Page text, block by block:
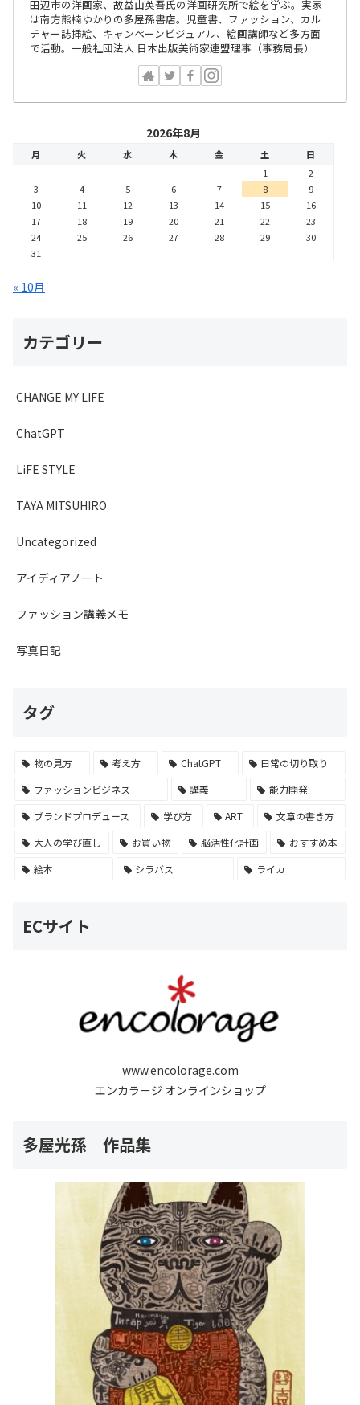
田辺市の洋画家、故益山英吾氏の洋画研究所で絵を学ぶ。実家
は南方熊楠ゆかりの多屋孫書店。児童書、ファッション、カル
チャー誌挿絵、キャンペーンビジュアル、絵画講師など多方面
で活動。一般社団法人 日本出版美術家連盟理事（事務局長）
2026年8月
月 火 水 木 金 土
日
1
2
3
4 5 6 7 8
9
10
11 12 13 14 15
16
17
18 19 20 21 22
23
24
25 26 27 28 29
30
31
« 10月
カテゴリー
CHANGE MY LIFE
ChatGPT
LiFE STYLE
TAYA MITSUHIRO
Uncategorized
アイディアノート
ファッション講義メモ
写真日記
タグ
物の見方 考え方 ChatGPT
日常の切り取り
ファッションビジネス
講義
能力開発
ブランドプロデュース
学び方 ART
文章の書き方
大人の学び直し
お買い物 脳活性化計画
おすすめ本
絵本
シラバス ライカ
ECサイト
www.encolorage.com
エンカラージ オンラインショップ
多屋光孫 作品集